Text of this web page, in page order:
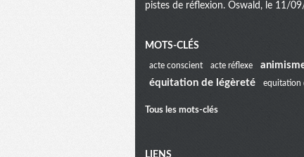
pistes de réflexion. Oswald, le 11/
Menu
extra
MOTS-CLÉS
acte conscient acte réflexe
équitation de légèreté equitation
Tous les mots-clés
LIENS